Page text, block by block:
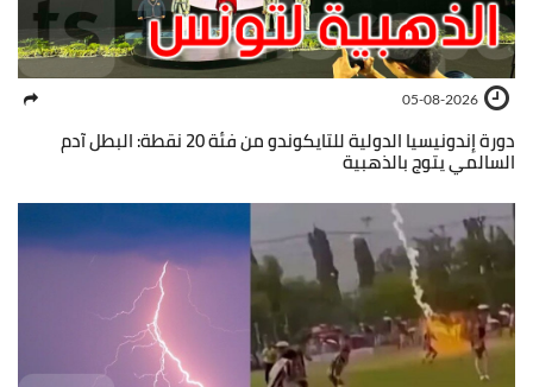
05-08-2026
دورة إندونيسيا الدولية للتايكوندو من فئة 20 نقطة: البطل آدم
السالمي يتوج بالذهبية